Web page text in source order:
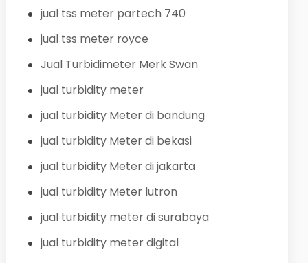
jual tss meter partech 740
jual tss meter royce
Jual Turbidimeter Merk Swan
jual turbidity meter
jual turbidity Meter di bandung
jual turbidity Meter di bekasi
jual turbidity Meter di jakarta
jual turbidity Meter lutron
jual turbidity meter di surabaya
jual turbidity meter digital